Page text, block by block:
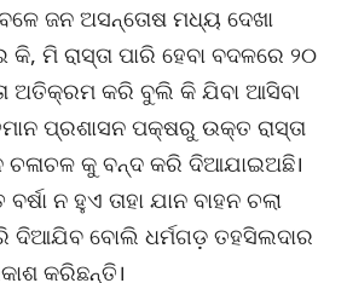
ଜନ ଅସନ୍ତୋଷ ମଧ୍ୟ ଦେଖା
କି, ମି ରାସ୍ତା ପାରି ହେବା ବଦଳରେ ୨୦
ଅତିକ୍ରମ କରି ବୁଲି କି ଯିବା ଆସିବା
ପ୍ରଶାସନ ପକ୍ଷରୁ ଉକ୍ତ ରାସ୍ତା
ଚଳାଚଳ କୁ ବନ୍ଦ କରି ଦିଆଯାଇଅଛି।
ନ ହୁଏ ତାହା ଯାନ ବାହନ ଚଲା
ଦିଆଯିବ ବୋଲି ଧର୍ମଗଡ଼ ତହସିଲଦାର
କରିଛନ୍ତି।